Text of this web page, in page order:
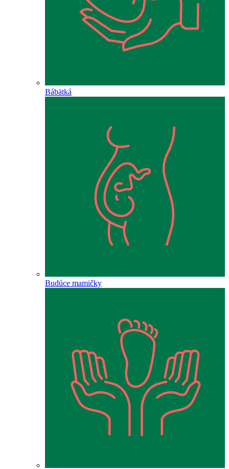
Bábätká
Budúce mamičky